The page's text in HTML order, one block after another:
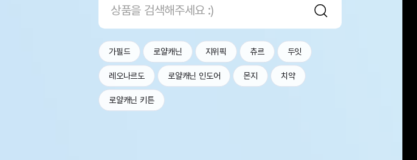
가필드 로얄캐닌 지위픽 츄르 두잇
레오나르도 로얄캐닌 인도어 몬지 치약
로얄캐닌 키튼